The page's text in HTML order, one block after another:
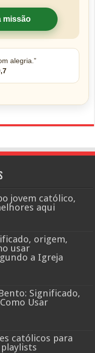
missão
alegria.”
jovem católico,
aqui
origem,
usar
a Igreja
Significado,
Usar
católicos para